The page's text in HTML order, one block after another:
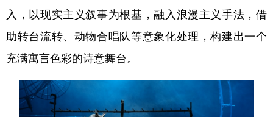
入，以现实主义叙事为根基，融入浪漫主义手法，借
助转台流转、动物合唱队等意象化处理，构建出一个
充满寓言色彩的诗意舞台。